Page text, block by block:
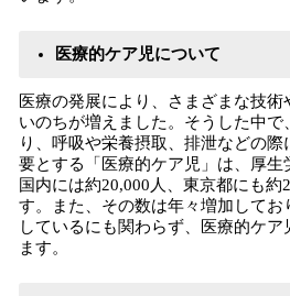
医療的ケア児について
医療の発展により、さまざまな技
いのちが増えました。そうした中
り、呼吸や栄養摂取、排泄などの
要とする「医療的ケア児」は、厚生
国内には約20,000人、東京都にも約
す。また、その数は年々増加して
しているにも関わらず、医療的ケ
ます。